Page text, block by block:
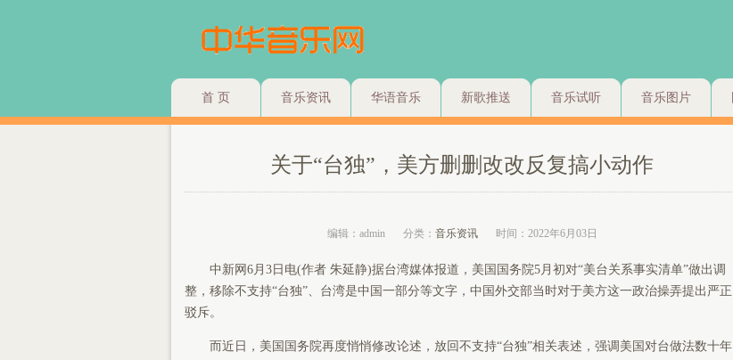
首 页 音乐资讯 华语音乐 新歌推送 音乐试听 音乐图片
关于“台独”，美方删删改改反复搞小动作
编辑：admin 分类： 音乐资讯 时间：2022年6月03日
中新网6月3日电(作者 朱延静)据台湾媒体报道，美国国务院5月初对“美台关系事实清单”做出调
整，移除不支持“台独”、台湾是中国一部分等文字，中国外交部当时对于美方这一政治操弄提出严正
驳斥。
而近日，美国国务院再度悄悄修改论述，放回不支持“台独”相关表述，强调美国对台做法数十年